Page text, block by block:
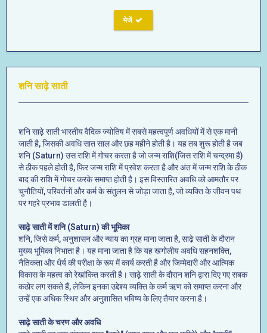
भेजें
शनि साढ़े साती
शनि साढ़े साती भारतीय वैदिक ज्योतिष में सबसे महत्वपूर्ण अवधियों में से एक मानी
जाती है, जिसकी अवधि सात साल और छह महीने होती है। यह तब शुरू होती है जब
शनि (Saturn) उस राशि में गोचर करता है जो जन्म राशि(जिस राशि में चन्द्रमा है)
से ठीक पहले होती है, फिर जन्म राशि में प्रवेश करता है और अंत में जन्म राशि के ठीक
बाद की राशि में गोचर करके समाप्त होती है। इस विस्तारित अवधि को आमतौर पर
चुनौतियों, परिवर्तनों और कर्म के संतुलन से जोड़ा जाता है, जो व्यक्ति के जीवन पथ
पर गहरे प्रभाव डालती है।
साढ़े साती में शनि (Saturn) की भूमिका
शनि, जिसे कर्म, अनुशासन और न्याय का ग्रह माना जाता है, साढ़े साती के दौरान
मुख्य भूमिका निभाता है। यह माना जाता है कि यह खगोलीय अवधि सहनशक्ति,
नैतिकता और धैर्य की परीक्षा के रूप में कार्य करती है और जिम्मेदारी और आत्मिक
विकास के महत्व को रेखांकित करती है। साढ़े साती के दौरान शनि द्वारा दिए गए सबक
कठोर लग सकते हैं, लेकिन इनका उद्देश्य व्यक्ति के कर्म ऋण को समाप्त करना और
उन्हें एक अधिक स्थिर और अनुशासित भविष्य के लिए तैयार करना है।
साढ़े साती के चरण और अवधि